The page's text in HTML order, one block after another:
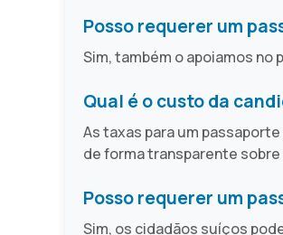
Posso requerer um
Sim, também o apoiamos
Qual é o custo da
As taxas para um
de forma transparente
Posso requerer um
Sim, os cidadãos suíços